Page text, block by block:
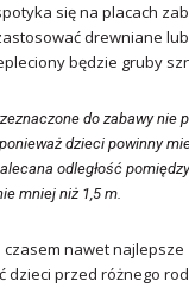
się na placach
drewniane
będzie gruby
do zabawy nie
dzieci powinny
odległość
mniej niż 1,5 m.
czasem nawet
dzieci przed różnego